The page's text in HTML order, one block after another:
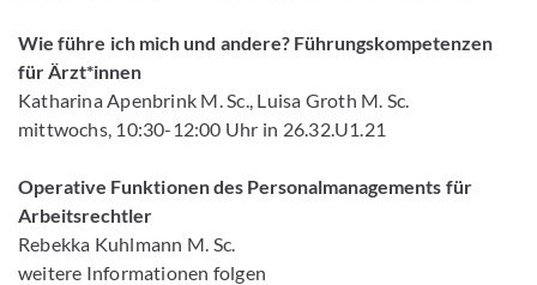
Wie führe ich mich und andere? Führungskompetenzen
für Ärzt*innen
Katharina Apenbrink M. Sc., Luisa Groth M. Sc.
mittwochs, 10:30-12:00 Uhr in 26.32.U1.21
Operative Funktionen des Personalmanagements für
Arbeitsrechtler
Rebekka Kuhlmann M. Sc.
weitere Informationen folgen